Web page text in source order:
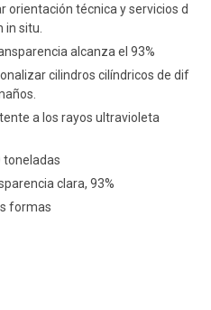
orientación técnica y servicios d
in situ.
alcanza el 93%
cilindros cilíndricos de dif
a los rayos ultravioleta
toneladas
clara, 93%
formas